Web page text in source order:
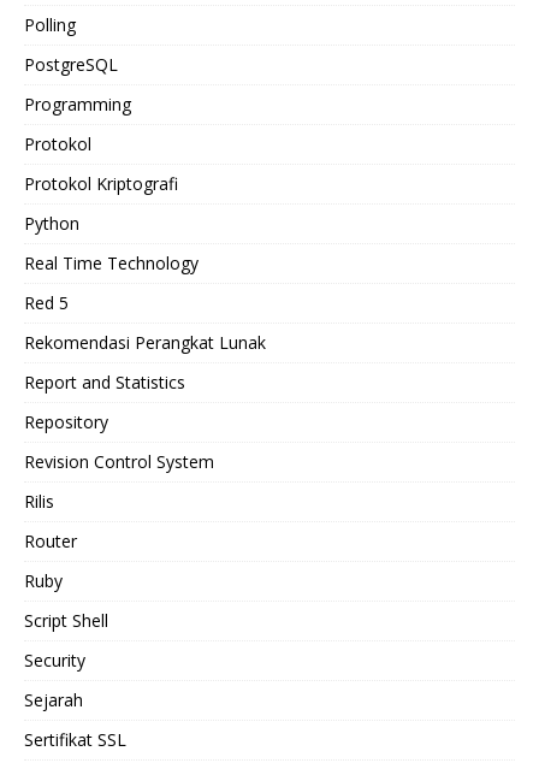
Polling
PostgreSQL
Programming
Protokol
Protokol Kriptografi
Python
Real Time Technology
Red 5
Rekomendasi Perangkat Lunak
Report and Statistics
Repository
Revision Control System
Rilis
Router
Ruby
Script Shell
Security
Sejarah
Sertifikat SSL